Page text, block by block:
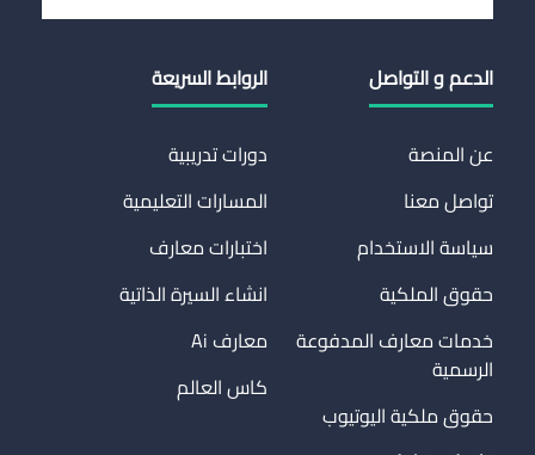
الدعم و التواصل
عن المنصة
تواصل معنا
سياسة الاستخدام
حقوق الملكية
خدمات معارف المدفوعة
الرسمية
حقوق ملكية اليوتيوب
الروابط السريعة
دورات تدريبية
المسارات التعليمية
اختبارات معارف
انشاء السيرة الذاتية
معارف Ai
كاس العالم